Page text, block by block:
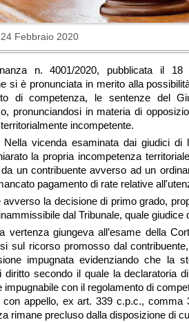
Febbraio 2020
n. 4001/2020, pubblicata il
si è pronunciata in merito alla
di competenza, le sentenze del
pronunciandosi in materia di
incompetente.
Nella vicenda esaminata dai giudici di
la propria incompetenza
un contribuente avverso ad un
pagamento di rate relative
avverso la decisione di primo grado,
dal Tribunale, quale giudice
vertenza giungeva all’esame della
sul ricorso promosso dal
impugnata evidenziando che la
diritto secondo il quale la declaratoria
impugnabile con il regolamento di
con appello, ex art. 339 c.p.c., comma
rimane precluso dalla disposizione di